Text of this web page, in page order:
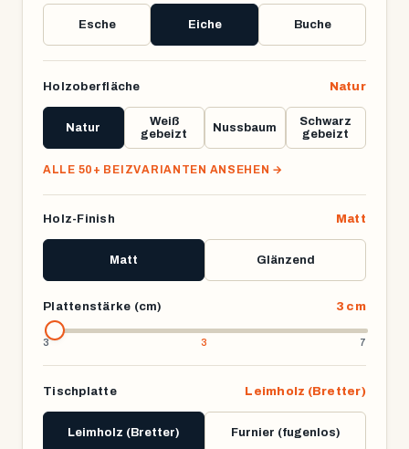
Esche Eiche Buche
Holzoberfläche Natur
Natur
Weiß
gebeizt
Nussbaum
Schwarz
gebeizt
ALLE 50+ BEIZVARIANTEN ANSEHEN →
Holz-Finish Matt
Matt Glänzend
Plattenstärke (cm) 3 cm
3 7
Tischplatte Leimholz (Bretter)
Leimholz (Bretter) Furnier (fugenlos)